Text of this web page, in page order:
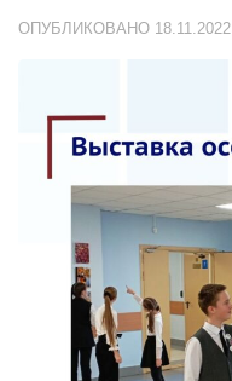
ОПУБЛИКОВАНО 18.11.2022